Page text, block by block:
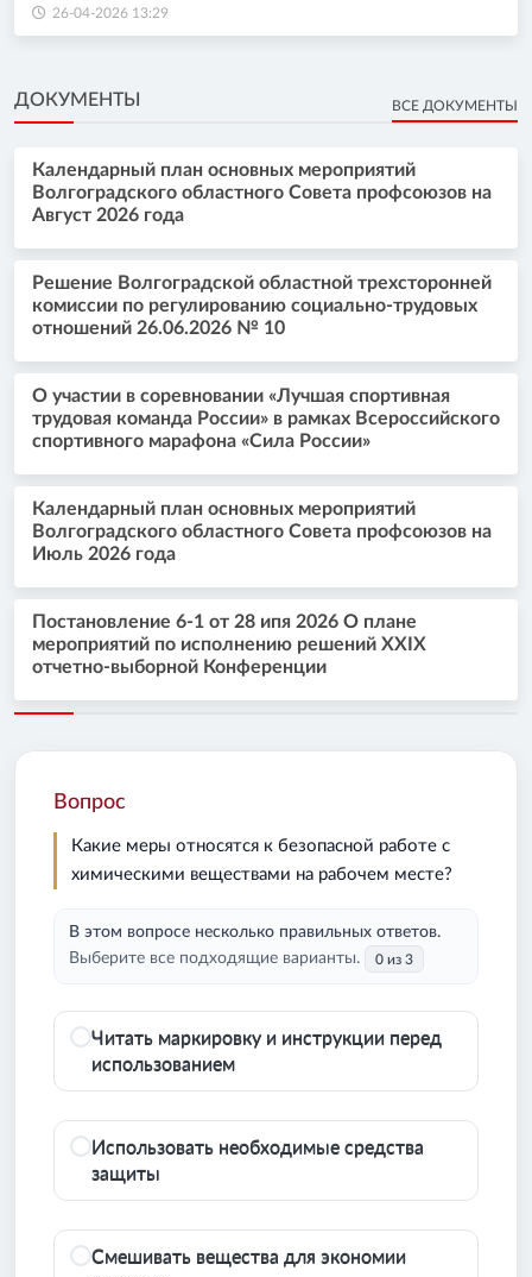
26-04-2026 13:29
ДОКУМЕНТЫ ВСЕ ДОКУМЕНТЫ
Календарный план основных мероприятий
Волгоградского областного Совета профсоюзов на
Август 2026 года
Решение Волгоградской областной трехсторонней
комиссии по регулированию социально-трудовых
отношений 26.06.2026 № 10
О участии в соревновании «Лучшая спортивная
трудовая команда России» в рамках Всероссийского
спортивного марафона «Сила России»
Календарный план основных мероприятий
Волгоградского областного Совета профсоюзов на
Июль 2026 года
Постановление 6-1 от 28 ипя 2026 О плане
мероприятий по исполнению решений XXIX
отчетно-выборной Конференции
Вопрос
Какие меры относятся к безопасной работе с
химическими веществами на рабочем месте?
В этом вопросе несколько правильных ответов.
Выберите все подходящие варианты.
0 из 3
Читать маркировку и инструкции перед
использованием
Использовать необходимые средства
защиты
Смешивать вещества для экономии